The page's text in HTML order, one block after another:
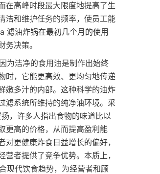
在高峰时段最大限度地提高了生
洁和维护任务的频率，使员工能
滤油炸锅在最初几个月的使用
决策。
为洁净的食用油是制作出始终
时，它能更高效、更均匀地传递
嫩多汁的内部。这种科学的油炸
滤系统所维持的纯净油环境。采
，许多人指出食物的味道比以
更高的价格，从而提高盈利能
更健康炸食日益增长的偏好，
者提供了竞争优势。本质上，
现代饮食趋势，为经营者和顾